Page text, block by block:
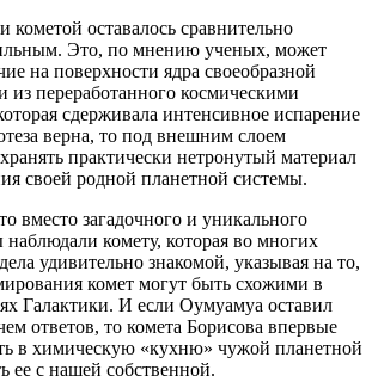
кометой оставалось сравнительно
Это, по мнению ученых, может
на поверхности ядра своеобразной
из переработанного космическими
сдерживала интенсивное испарение
верна, то под внешним слоем
практически нетронутый материал
своей родной планетной системы.
вместо загадочного и уникального
наблюдали комету, которая во многих
удивительно знакомой, указывая на то,
комет могут быть схожими в
Галактики. И если Оумуамуа оставил
ответов, то комета Борисова впервые
в химическую «кухню» чужой планетной
ее с нашей собственной.